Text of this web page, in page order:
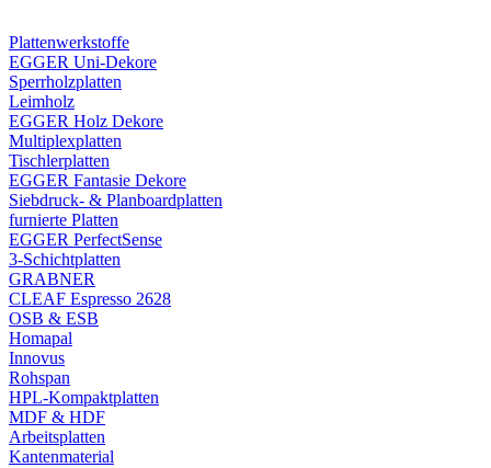
Plattenwerkstoffe
EGGER Uni-Dekore
Sperrholzplatten
Leimholz
EGGER Holz Dekore
Multiplexplatten
Tischlerplatten
EGGER Fantasie Dekore
Siebdruck- & Planboardplatten
furnierte Platten
EGGER PerfectSense
3-Schichtplatten
GRABNER
CLEAF Espresso 2628
OSB & ESB
Homapal
Innovus
Rohspan
HPL-Kompaktplatten
MDF & HDF
Arbeitsplatten
Kantenmaterial